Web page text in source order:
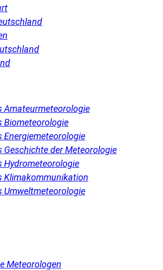
Amateurmeteorologie
Biometeorologie
Energiemeteorologie
Geschichte der Meteorologie
Hydrometeorologie
Klimakommunikation
Umweltmeteorologie
Meteorologen